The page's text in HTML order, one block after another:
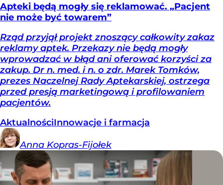
Apteki będą mogły się reklamować. „Pacjent
nie może być towarem”
Rząd przyjął projekt znoszący całkowity zakaz
reklamy aptek. Przekazy nie będą mogły
wprowadzać w błąd ani oferować korzyści za
zakup. Dr n. med. i n. o zdr. Marek Tomków,
prezes Naczelnej Rady Aptekarskiej, ostrzega
przed presją marketingową i profilowaniem
pacjentów.
AktualnościInnowacje i farmacja
Anna Kopras-Fijołek